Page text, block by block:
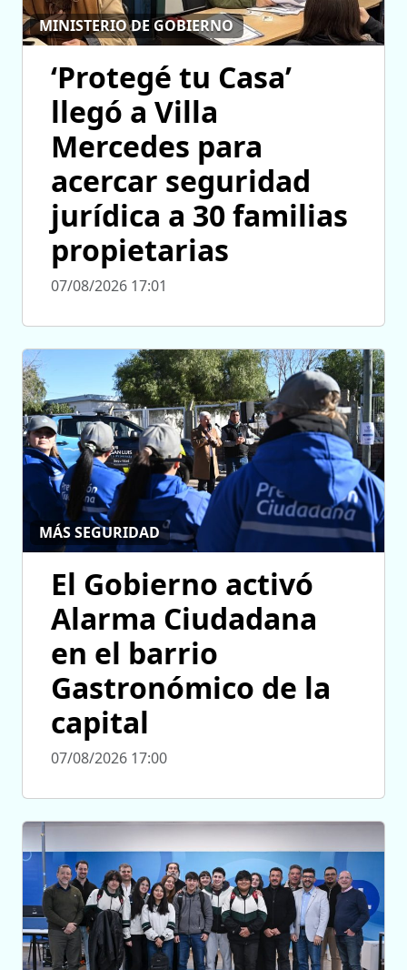
MINISTERIO DE GOBIERNO
‘Protegé tu Casa’
llegó a Villa
Mercedes para
acercar seguridad
jurídica a 30 familias
propietarias
07/08/2026 17:01
MÁS SEGURIDAD
El Gobierno activó
Alarma Ciudadana
en el barrio
Gastronómico de la
capital
07/08/2026 17:00